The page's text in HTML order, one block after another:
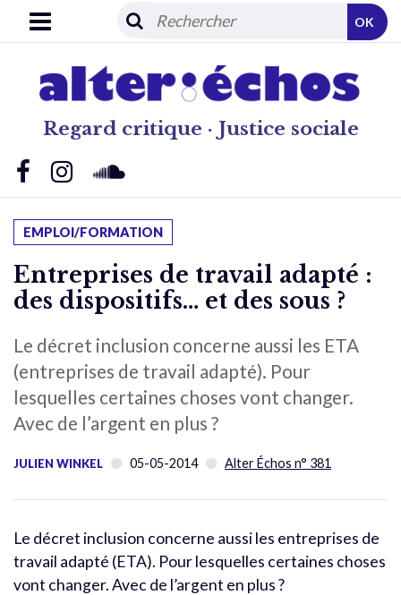
Regard critique · Justice sociale
OK
EMPLOI/FORMATION
Entreprises de travail adapté :
des dispositifs… et des sous ?
Le décret inclusion concerne aussi les ETA
(entreprises de travail adapté). Pour
lesquelles certaines choses vont changer.
Avec de l’argent en plus ?
JULIEN WINKEL 05-05-2014 Alter Échos n° 381
Le décret inclusion concerne aussi les entreprises de
travail adapté (ETA). Pour lesquelles certaines choses
vont changer. Avec de l’argent en plus ?